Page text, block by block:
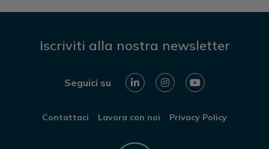
Iscriviti alla nostra newsletter
Seguici su
Contattaci Lavora con noi Privacy Policy